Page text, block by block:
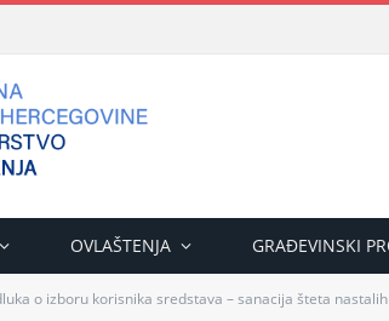
OVLAŠTENJA GRAĐEVINSKI
o izboru korisnika sredstava – sanacija šteta